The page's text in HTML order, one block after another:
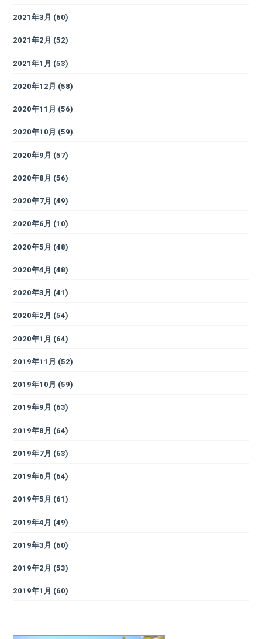
2021年3月 (60)
2021年2月 (52)
2021年1月 (53)
2020年12月 (58)
2020年11月 (56)
2020年10月 (59)
2020年9月 (57)
2020年8月 (56)
2020年7月 (49)
2020年6月 (10)
2020年5月 (48)
2020年4月 (48)
2020年3月 (41)
2020年2月 (54)
2020年1月 (64)
2019年11月 (52)
2019年10月 (59)
2019年9月 (63)
2019年8月 (64)
2019年7月 (63)
2019年6月 (64)
2019年5月 (61)
2019年4月 (49)
2019年3月 (60)
2019年2月 (53)
2019年1月 (60)